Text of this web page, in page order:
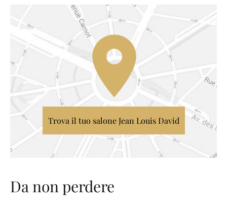
Trova il tuo salone Jean Louis David
Da non perdere